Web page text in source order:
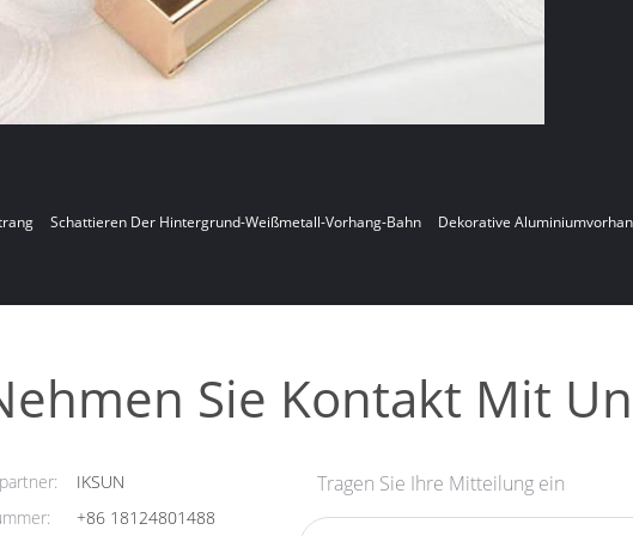
Schattieren Der Hintergrund-Weißmetall-Vorhang-Bahn Dekorative
Sie Kontakt Mit
IKSUN
+86 18124801488
Tragen Sie Ihre Mitteilung ein